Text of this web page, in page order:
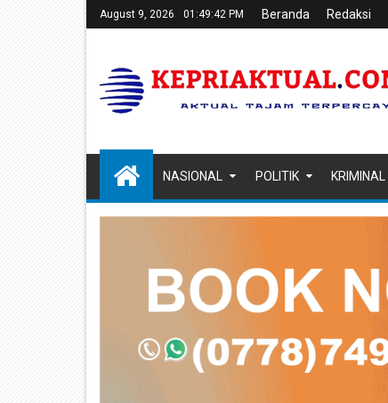
August 9, 2026 01:49:43 PM Beranda Redaksi
NASIONAL POLITIK KRIMINAL